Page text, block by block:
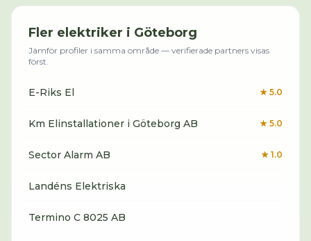
Fler elektriker i Göteborg
Jämför profiler i samma område — verifierade partners visas
först.
E-Riks El ★ 5.0
Km Elinstallationer i Göteborg AB ★ 5.0
Sector Alarm AB ★ 1.0
Landéns Elektriska
Termino C 8025 AB